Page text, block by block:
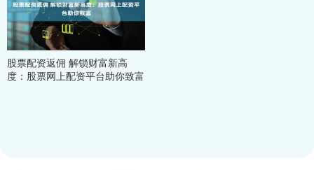
股票配资返佣 解锁财富新高
度：股票网上配资平台助你致富